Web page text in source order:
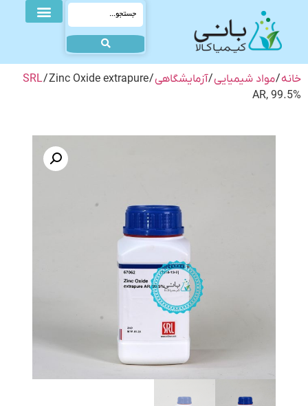
خانه/مواد شیمیایی/آزمایشگاهی/
SRL/ Zinc Oxide extrapure
AR, 99.5%